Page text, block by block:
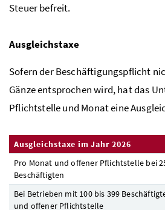
Steuer befreit.
Ausgleichstaxe
Sofern der Beschäftigungspflicht
Gänze entsprochen wird, hat das
Pflichtstelle und Monat eine
Ausgleichstaxe im Jahr 2026
Pro Monat und offener Pflichtstelle bei
Beschäftigten
Bei Betrieben mit 100 bis 399
und offener Pflichtstelle